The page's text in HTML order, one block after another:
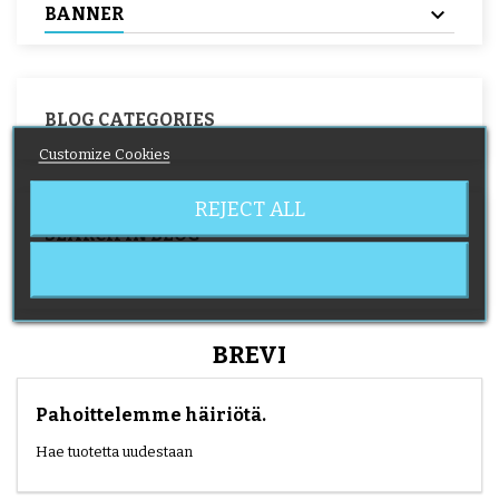
BANNER
BLOG CATEGORIES
SEARCH IN BLOG
BREVI
Pahoittelemme häiriötä.
Hae tuotetta uudestaan
Customize Cookies
REJECT ALL